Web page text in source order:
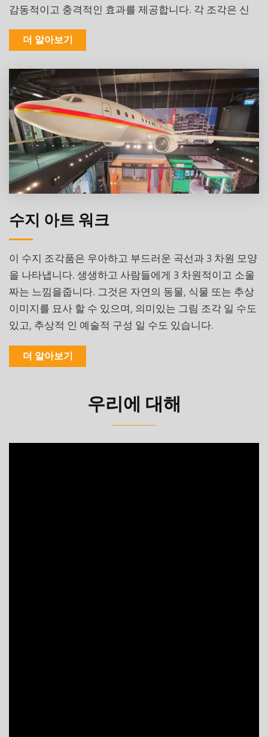
감동적이고 충격적인 효과를 제공합니다. 각 조각은 신
중하게 설계되고 정확하게 모델링되어 독특한 예술성과
창의성을 보여줍니다.
더 알아보기
수지 아트 워크
이 수지 조각품은 우아하고 부드러운 곡선과 3 차원 모양
을 나타냅니다. 생생하고 사람들에게 3 차원적이고 소울
짜는 느낌을줍니다. 그것은 자연의 동물, 식물 또는 추상
이미지를 묘사 할 수 있으며, 의미있는 그림 조각 일 수도
있고, 추상적 인 예술적 구성 일 수도 있습니다.
더 알아보기
우리에 대해